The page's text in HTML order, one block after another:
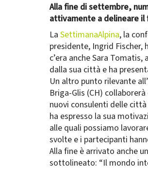
Alla fine di settembre,
attivamente a delineare il
La SettimanaAlpina, la
presidente, Ingrid
c’era anche Sara
dalla sua città e ha
Un altro punto rilevante
Briga-Glis (CH)
nuovi consulenti delle città
ha espresso la sua
alle quali possiamo
svolte e i partecipanti
Alla fine è arrivato anche
sottolineato: “Il mondo